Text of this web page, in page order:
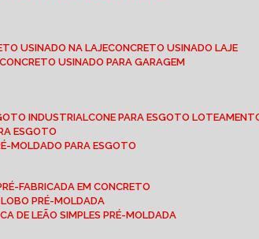
USINADO NA LAJE CONCRETO USINADO LAJE
CONCRETO USINADO PARA GARAGEM
INDUSTRIAL CONE PARA ESGOTO
ESGOTO
MOLDADO PARA ESGOTO
FABRICADA EM CONCRETO
LOBO PRÉ-MOLDADA
DE LEÃO SIMPLES PRÉ-MOLDADA